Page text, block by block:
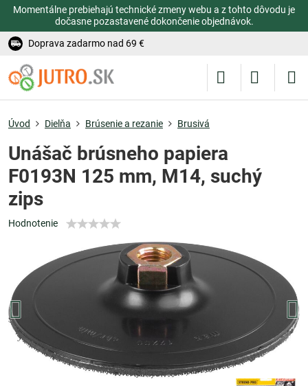
Momentálne prebiehajú technické zmeny webu a z tohto dôvodu je
dočasne pozastavené dokončenie objednávok.
Doprava zadarmo nad 69 €
Úvod Dielňa Brúsenie a rezanie Brusivá
Unášač brúsneho papiera
F0193N 125 mm, M14, suchý
zips
Hodnotenie